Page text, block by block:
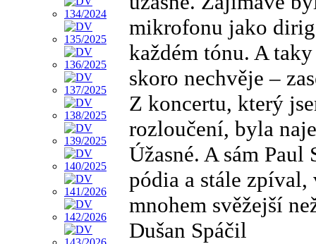
mikrofonu jako
každém tónu. A
skoro nechvěje –
Z koncertu, který
rozloučení, byla
Úžasné. A sám
pódia a stále
mnohem svěžejší
Dušan Spáčil